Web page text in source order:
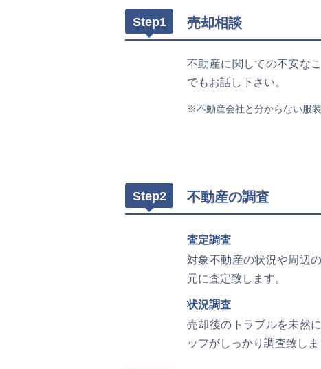
Step1 売却相談
不動産に関しての不安な
でもお話し下さい。
※不動産会社と分からない服装
Step2 不動産の調査
査定調査
対象不動産の状況や周辺
元に査定致します。
状況調査
売却後のトラブルを未然
ッフがしっかり調査致しま